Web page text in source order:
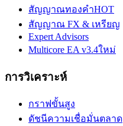
สัญญาณทองคำHOT
สัญญาณ FX & เหรียญ
Expert Advisors
Multicore EA v3.4ใหม่
การวิเคราะห์
กราฟขั้นสูง
ดัชนีความเชื่อมั่นตลาด